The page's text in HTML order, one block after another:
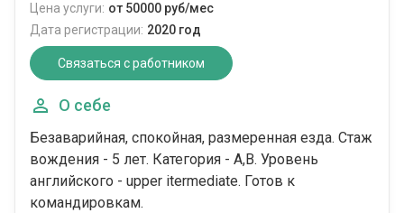
Цена услуги: от 50000 руб/мес
Дата регистрации: 2020 год
Связаться с работником
О себе
Безаварийная, спокойная, размеренная езда. Стаж
вождения - 5 лет. Категория - A,B. Уровень
английского - upper itermediate. Готов к
командировкам.